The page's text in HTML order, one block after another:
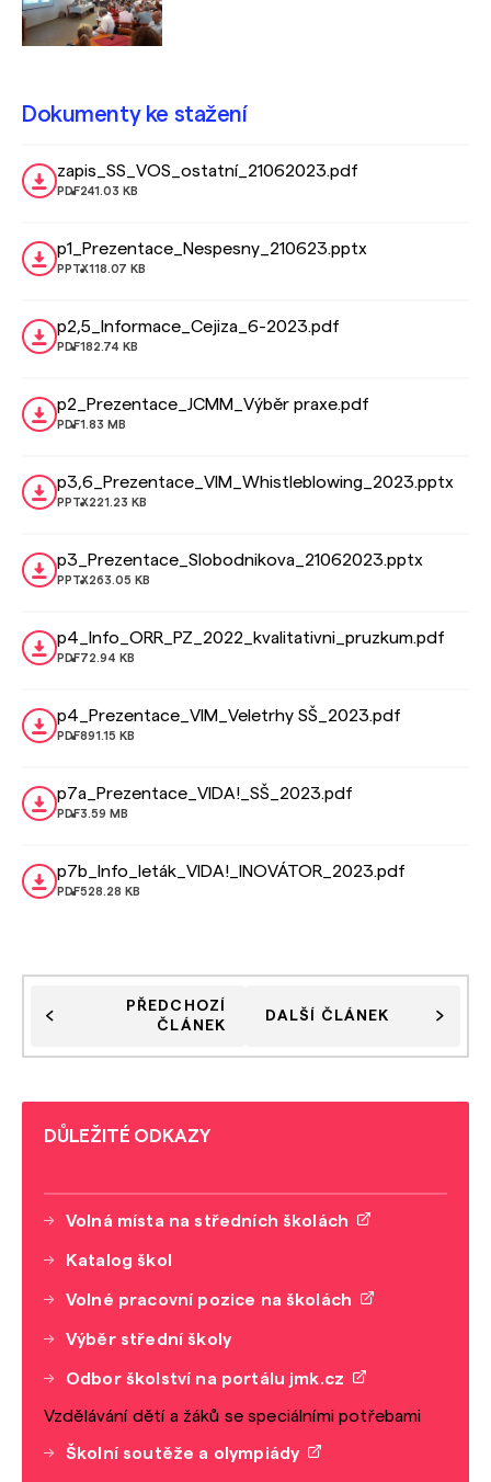
Dokumenty ke stažení
zapis_SS_VOS_ostatní_21062023.pdf
PDF241.03 KB
p1_Prezentace_Nespesny_210623.pptx
PPTX118.07 KB
p2,5_Informace_Cejiza_6-2023.pdf
PDF182.74 KB
p2_Prezentace_JCMM_Výběr praxe.pdf
PDF1.83 MB
p3,6_Prezentace_VIM_Whistleblowing_2023.pptx
PPTX221.23 KB
p3_Prezentace_Slobodnikova_21062023.pptx
PPTX263.05 KB
p4_Info_ORR_PZ_2022_kvalitativni_pruzkum.pdf
PDF72.94 KB
p4_Prezentace_VIM_Veletrhy SŠ_2023.pdf
PDF891.15 KB
p7a_Prezentace_VIDA!_SŠ_2023.pdf
PDF3.59 MB
p7b_Info_leták_VIDA!_INOVÁTOR_2023.pdf
PDF528.28 KB
PŘEDCHOZÍ
ČLÁNEK
DALŠÍ ČLÁNEK
DŮLEŽITÉ ODKAZY
Volná místa na středních školách
Katalog škol
Volné pracovní pozice na školách
Výběr střední školy
Odbor školství na portálu jmk.cz
Vzdělávání dětí a žáků se speciálními potřebami
Školní soutěže a olympiády